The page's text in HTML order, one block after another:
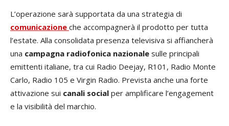
L’operazione sarà supportata da una strategia di
comunicazione che accompagnerà il prodotto per tutta
l’estate. Alla consolidata presenza televisiva si affiancherà
una campagna radiofonica nazionale sulle principali
emittenti italiane, tra cui Radio Deejay, R101, Radio Monte
Carlo, Radio 105 e Virgin Radio. Prevista anche una forte
attivazione sui canali social per amplificare l’engagement
e la visibilità del marchio.